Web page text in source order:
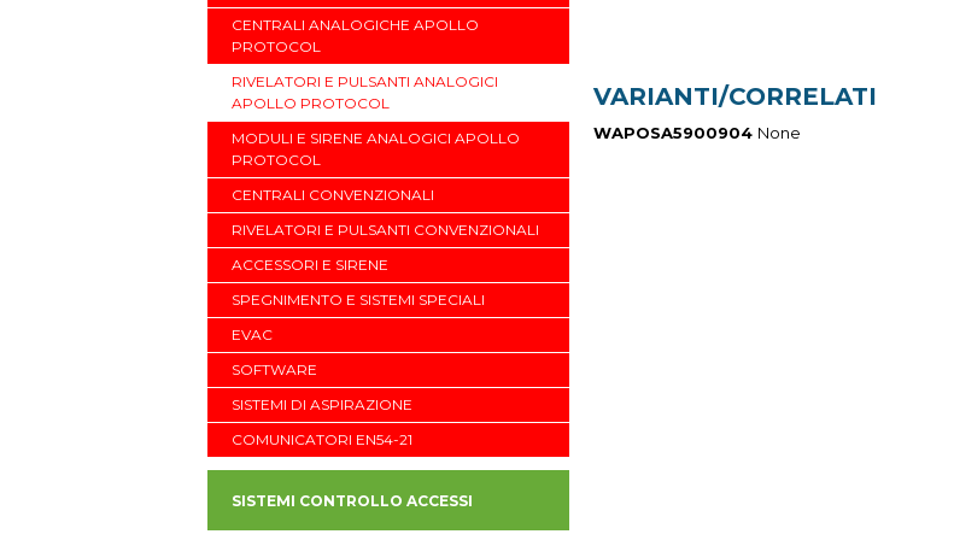
CENTRALI ANALOGICHE APOLLO
PROTOCOL
RIVELATORI E PULSANTI ANALOGICI
APOLLO PROTOCOL
MODULI E SIRENE ANALOGICI APOLLO
PROTOCOL
CENTRALI CONVENZIONALI
RIVELATORI E PULSANTI CONVENZIONALI
ACCESSORI E SIRENE
SPEGNIMENTO E SISTEMI SPECIALI
EVAC
SOFTWARE
SISTEMI DI ASPIRAZIONE
COMUNICATORI EN54-21
SISTEMI CONTROLLO ACCESSI
VARIANTI/CORRELATI
WAPOSA5900904 None